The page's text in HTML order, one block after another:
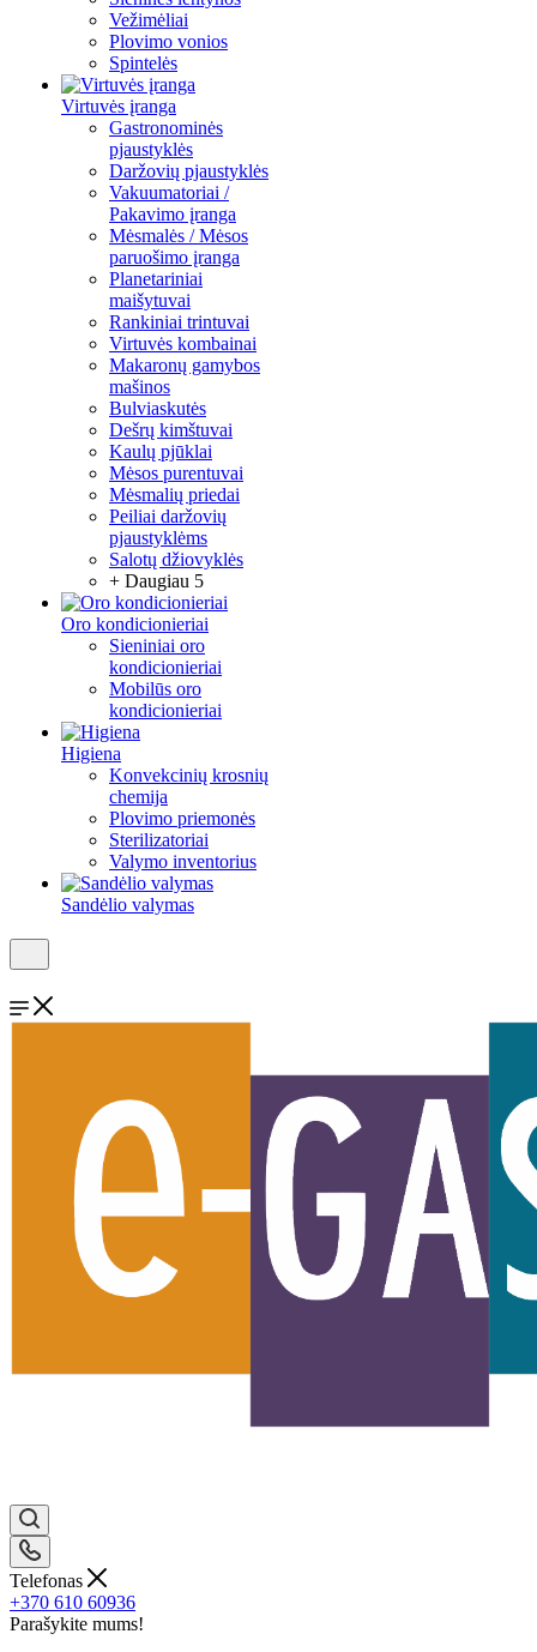
Vežimėliai
Plovimo vonios
Spintelės
Virtuvės įranga
Gastronominės
pjaustyklės
Daržovių pjaustyklės
Vakuumatoriai /
Pakavimo įranga
Mėsmalės / Mėsos
paruošimo įranga
Planetariniai
maišytuvai
Rankiniai trintuvai
Virtuvės kombainai
Makaronų gamybos
mašinos
Bulviaskutės
Dešrų kimštuvai
Kaulų pjūklai
Mėsos purentuvai
Mėsmalių priedai
Peiliai daržovių
pjaustyklėms
Salotų džiovyklės
+ Daugiau 5
Oro kondicionieriai
Sieniniai oro
kondicionieriai
Mobilūs oro
kondicionieriai
Higiena
Konvekcinių krosnių
chemija
Plovimo priemonės
Sterilizatoriai
Valymo inventorius
Sandėlio valymas
Telefonas
+370 610 60936
Parašykite mums!